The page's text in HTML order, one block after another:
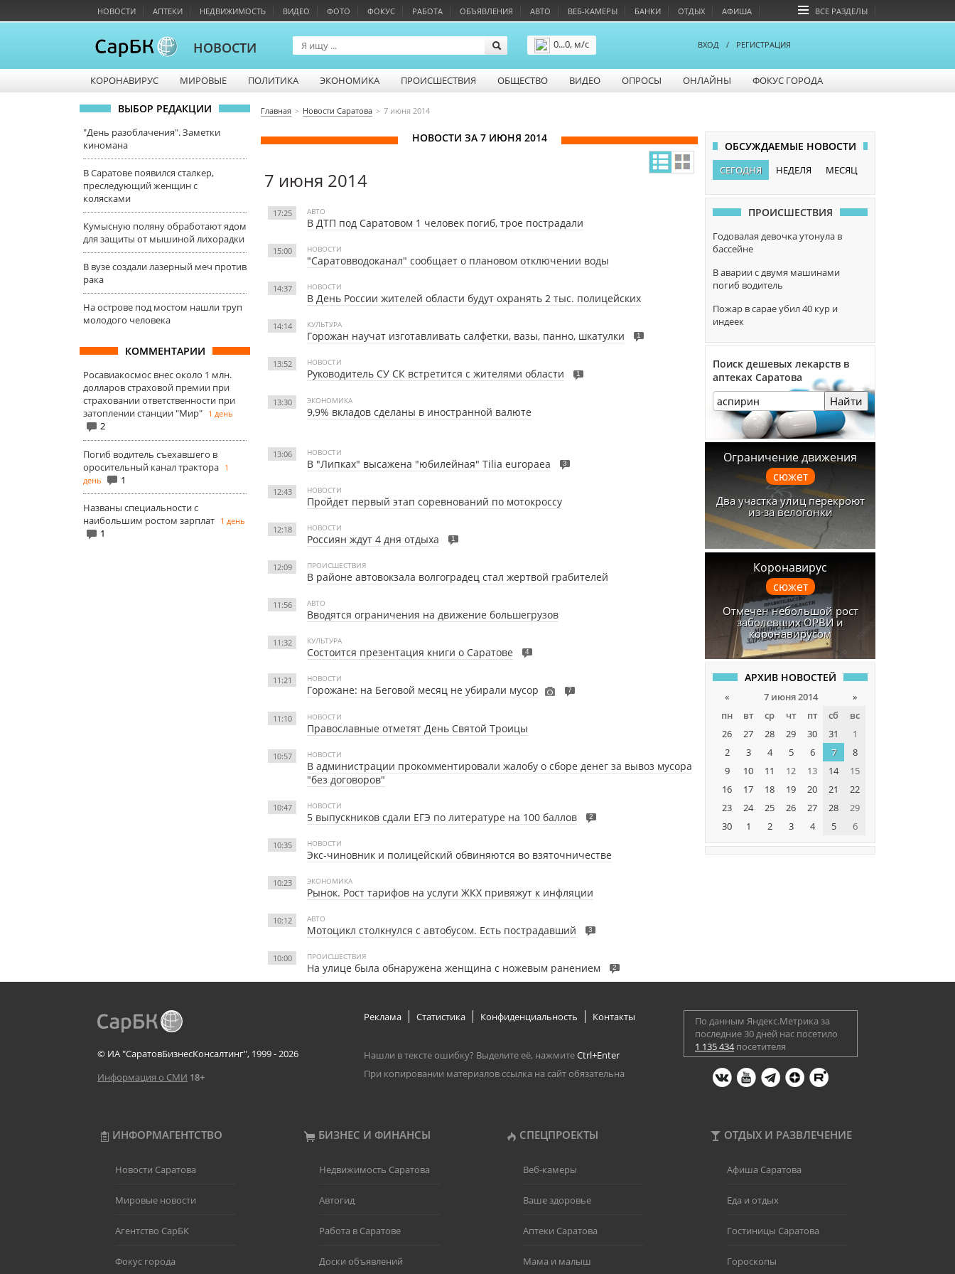
НОВОСТИ АПТЕКИ НЕДВИЖИМОСТЬ ВИДЕО ФОТО ФОКУС РАБОТА ОБЪЯВЛЕНИЯ АВТО ВЕБ-КАМЕРЫ БАНКИ ОТДЫХ АФИША ВСЕ РАЗДЕЛЫ
НОВОСТИ
0...0, м/с
ВХОД / РЕГИСТРАЦИЯ
КОРОНАВИРУС МИРОВЫЕ ПОЛИТИКА ЭКОНОМИКА ПРОИСШЕСТВИЯ ОБЩЕСТВО ВИДЕО ОПРОСЫ ОНЛАЙНЫ ФОКУС ГОРОДА
ВЫБОР РЕДАКЦИИ
"День разоблачения". Заметки
киномана
В Саратове появился сталкер,
преследующий женщин с
колясками
Кумысную поляну обработают ядом
для защиты от мышиной лихорадки
В вузе создали лазерный меч против
рака
На острове под мостом нашли труп
молодого человека
КОММЕНТАРИИ
Росавиакосмос внес около 1 млн.
долларов страховой премии при
страховании ответственности при
затоплении станции "Мир" 1 день
2
Погиб водитель съехавшего в
оросительный канал трактора 1
день
1
Названы специальности с
наибольшим ростом зарплат 1 день
1
Главная Новости Саратова 7 июня 2014
НОВОСТИ ЗА 7 ИЮНЯ 2014
7 июня 2014
17:25 АВТО
В ДТП под Саратовом 1 человек погиб, трое пострадали
15:00 НОВОСТИ
"Саратовводоканал" сообщает о плановом отключении воды
14:37 НОВОСТИ
В День России жителей области будут охранять 2 тыс. полицейских
14:14 КУЛЬТУРА
Горожан научат изготавливать салфетки, вазы, панно, шкатулки 1
13:52 НОВОСТИ
Руководитель СУ СК встретится с жителями области 1
13:30 ЭКОНОМИКА
9,9% вкладов сделаны в иностранной валюте
13:06 НОВОСТИ
В "Липках" высажена "юбилейная" Tilia europaea 3
12:43 НОВОСТИ
Пройдет первый этап соревнований по мотокроссу
12:18 НОВОСТИ
Россиян ждут 4 дня отдыха 1
12:09 ПРОИСШЕСТВИЯ
В районе автовокзала волгоградец стал жертвой грабителей
11:56 АВТО
Вводятся ограничения на движение большегрузов
11:32 КУЛЬТУРА
Состоится презентация книги о Саратове 4
11:21 НОВОСТИ
Горожане: на Беговой месяц не убирали мусор 7
11:10 НОВОСТИ
Православные отметят День Святой Троицы
10:57 НОВОСТИ
В администрации прокомментировали жалобу о сборе денег за вывоз мусора
"без договоров"
10:47 НОВОСТИ
5 выпускников сдали ЕГЭ по литературе на 100 баллов 2
10:35 НОВОСТИ
Экс-чиновник и полицейский обвиняются во взяточничестве
10:23 ЭКОНОМИКА
Рынок. Рост тарифов на услуги ЖКХ привяжут к инфляции
10:12 АВТО
Мотоцикл столкнулся с автобусом. Есть пострадавший 3
10:00 ПРОИСШЕСТВИЯ
На улице была обнаружена женщина с ножевым ранением 2
ОБСУЖДАЕМЫЕ НОВОСТИ
СЕГОДНЯ НЕДЕЛЯ МЕСЯЦ
ПРОИСШЕСТВИЯ
Годовалая девочка утонула в
бассейне
В аварии с двумя машинами
погиб водитель
Пожар в сарае убил 40 кур и
индеек
Поиск дешевых лекарств в
аптеках Саратова
Найти
Ограничение движения
сюжет
Два участка улиц перекроют
из-за велогонки
Коронавирус
сюжет
Отмечен небольшой рост
заболевших ОРВИ и
коронавирусом
АРХИВ НОВОСТЕЙ
« 7 июня 2014
»
пн
вт ср чт пт сб
вс
26
27 28 29 30 31
1
2
3 4 5 6 7
8
9
10 11 12 13 14
15
16
17 18 19 20 21
22
23
24 25 26 27 28
29
30
1 2 3 4 5 6
© ИА "СаратовБизнесКонсалтинг", 1999 - 2026
Информация о СМИ 18+
Реклама Статистика Конфиденциальность Контакты
Нашли в тексте ошибку? Выделите её, нажмитеCtrl+Enter
При копировании материалов ссылка на сайт обязательна
По данным Яндекс.Метрика за
последние 30 дней нас посетило
1 135 434посетителя
ИНФОРМАГЕНТСТВО БИЗНЕС И ФИНАНСЫ СПЕЦПРОЕКТЫ ОТДЫХ И РАЗВЛЕЧЕНИЕ
Новости Саратова
Мировые новости
Агентство СарБК
Фокус города
Недвижимость Саратова
Автогид
Работа в Саратове
Доски объявлений
Веб-камеры
Ваше здоровье
Аптеки Саратова
Мама и малыш
Афиша Саратова
Еда и отдых
Гостиницы Саратова
Гороскопы